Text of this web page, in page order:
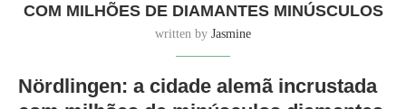
COM MILHÕES DE DIAMANTES MINÚSCULOS
written by Jasmine
Nördlingen: a cidade alemã incrustada